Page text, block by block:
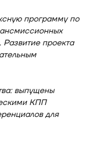
программу по
Развитие проекта
выпущены
КПП
для